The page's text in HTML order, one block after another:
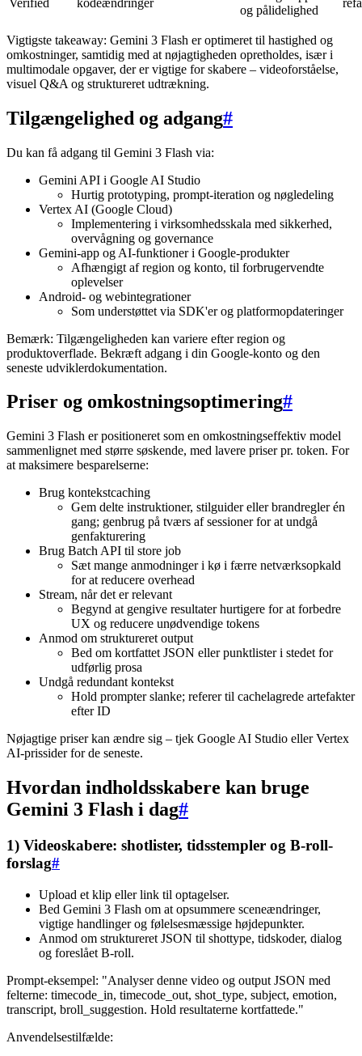
og pålidelighed
Vigtigste takeaway: Gemini 3 Flash er optimeret til hastighed og
omkostninger, samtidig med at nøjagtigheden opretholdes, især i
multimodale opgaver, der er vigtige for skabere – videoforståelse,
visuel Q&A og struktureret udtrækning.
Tilgængelighed og adgang#
Du kan få adgang til Gemini 3 Flash via:
Gemini API i Google AI Studio
Hurtig prototyping, prompt-iteration og nøgledeling
Vertex AI (Google Cloud)
Implementering i virksomhedsskala med sikkerhed,
overvågning og governance
Gemini-app og AI-funktioner i Google-produkter
Afhængigt af region og konto, til forbrugervendte
oplevelser
Android- og webintegrationer
Som understøttet via SDK'er og platformopdateringer
Bemærk: Tilgængeligheden kan variere efter region og
produktoverflade. Bekræft adgang i din Google-konto og den
seneste udviklerdokumentation.
Priser og omkostningsoptimering#
Gemini 3 Flash er positioneret som en omkostningseffektiv model
sammenlignet med større søskende, med lavere priser pr. token. For
at maksimere besparelserne:
Brug kontekstcaching
Gem delte instruktioner, stilguider eller brandregler én
gang; genbrug på tværs af sessioner for at undgå
genfakturering
Brug Batch API til store job
Sæt mange anmodninger i kø i færre netværksopkald
for at reducere overhead
Stream, når det er relevant
Begynd at gengive resultater hurtigere for at forbedre
UX og reducere unødvendige tokens
Anmod om struktureret output
Bed om kortfattet JSON eller punktlister i stedet for
udførlig prosa
Undgå redundant kontekst
Hold prompter slanke; referer til cachelagrede artefakter
efter ID
Nøjagtige priser kan ændre sig – tjek Google AI Studio eller Vertex
AI-prissider for de seneste.
Hvordan indholdsskabere kan bruge
Gemini 3 Flash i dag#
1) Videoskabere: shotlister, tidsstempler og B-roll-
forslag#
Upload et klip eller link til optagelser.
Bed Gemini 3 Flash om at opsummere sceneændringer,
vigtige handlinger og følelsesmæssige højdepunkter.
Anmod om struktureret JSON til shottype, tidskoder, dialog
og foreslået B-roll.
Prompt-eksempel: "Analyser denne video og output JSON med
felterne: timecode_in, timecode_out, shot_type, subject, emotion,
transcript, broll_suggestion. Hold resultaterne kortfattede."
Anvendelsestilfælde: